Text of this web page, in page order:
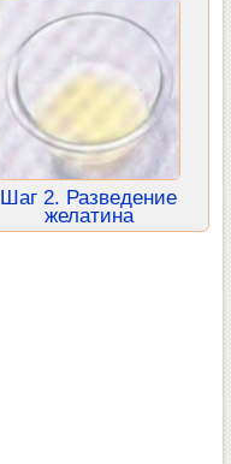
Шаг 2. Разведение
желатина